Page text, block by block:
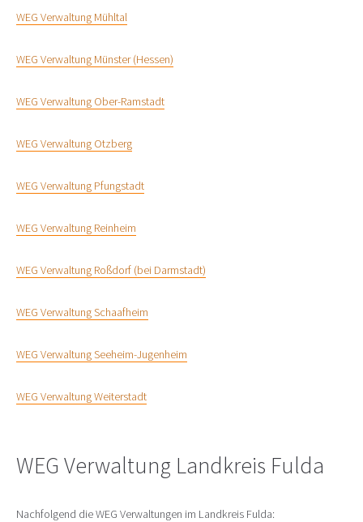
WEG Verwaltung Mühltal
WEG Verwaltung Münster (Hessen)
WEG Verwaltung Ober-Ramstadt
WEG Verwaltung Otzberg
WEG Verwaltung Pfungstadt
WEG Verwaltung Reinheim
WEG Verwaltung Roßdorf (bei Darmstadt)
WEG Verwaltung Schaafheim
WEG Verwaltung Seeheim-Jugenheim
WEG Verwaltung Weiterstadt
WEG Verwaltung Landkreis Fulda
Nachfolgend die WEG Verwaltungen im Landkreis Fulda: